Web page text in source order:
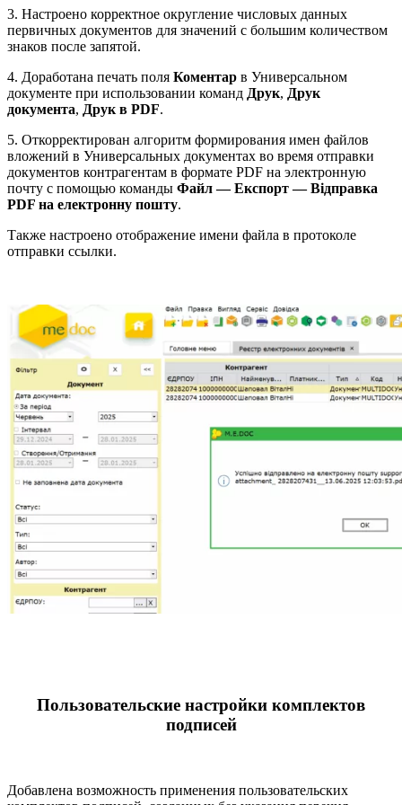
3. Настроено корректное округление числовых данных
первичных документов для значений с большим количеством
знаков после запятой.
4. Доработана печать поля Коментар в Универсальном
документе при использовании команд Друк, Друк
документа, Друк в PDF.
5. Откорректирован алгоритм формирования имен файлов
вложений в Универсальных документах во время отправки
документов контрагентам в формате PDF на электронную
почту с помощью команды Файл — Експорт — Відправка
PDF на електронну пошту.
Также настроено отображение имени файла в протоколе
отправки ссылки.
Пользовательские настройки комплектов
подписей
Добавлена возможность применения пользовательских